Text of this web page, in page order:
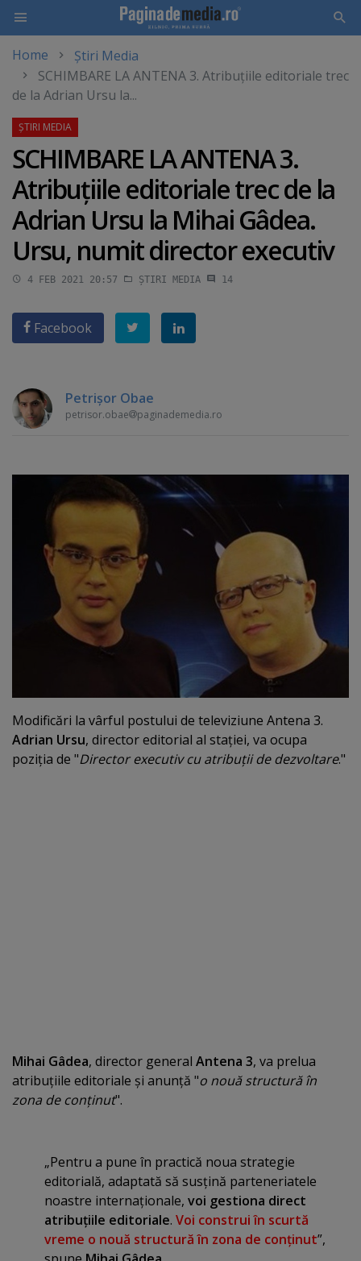
main
content
Home
Știri Media
SCHIMBARE LA ANTENA 3. Atribuţiile editoriale trec
de la Adrian Ursu la...
SCHIMBARE LA ANTENA 3.
Atribuţiile editoriale trec de la
Adrian Ursu la Mihai Gâdea.
Ursu, numit director executiv
4 FEB 2021 20:57 ȘTIRI MEDIA 14
Facebook
Petrişor Obae
petrisor.obae paginademedia.ro
Modificări la vârful postului de televiziune Antena 3.
Adrian Ursu, director editorial al staţiei, va ocupa
poziţia de "Director executiv cu atribuţii de dezvoltare."
Mihai Gâdea, director general Antena 3, va prelua
atribuţiile editoriale şi anunţă "o nouă structură în
zona de conţinut".
„Pentru a pune în practică noua strategie
editorială, adaptată să susţină parteneriatele
noastre internaţionale, voi gestiona direct
atribuţiile editoriale. Voi construi în scurtă
vreme o nouă structură în zona de conţinut”,